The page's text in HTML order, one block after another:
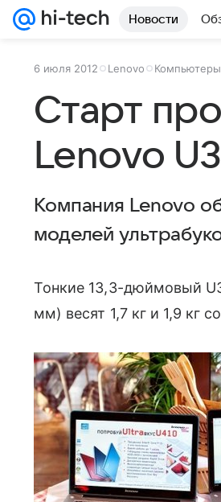
Новости
6 июля 2012 Lenovo Компьютеры
Старт
Lenovo
Компания Lenovo
моделей
Тонкие 13,3-дюймовый
мм) весят 1,7 кг и 1,9 кг